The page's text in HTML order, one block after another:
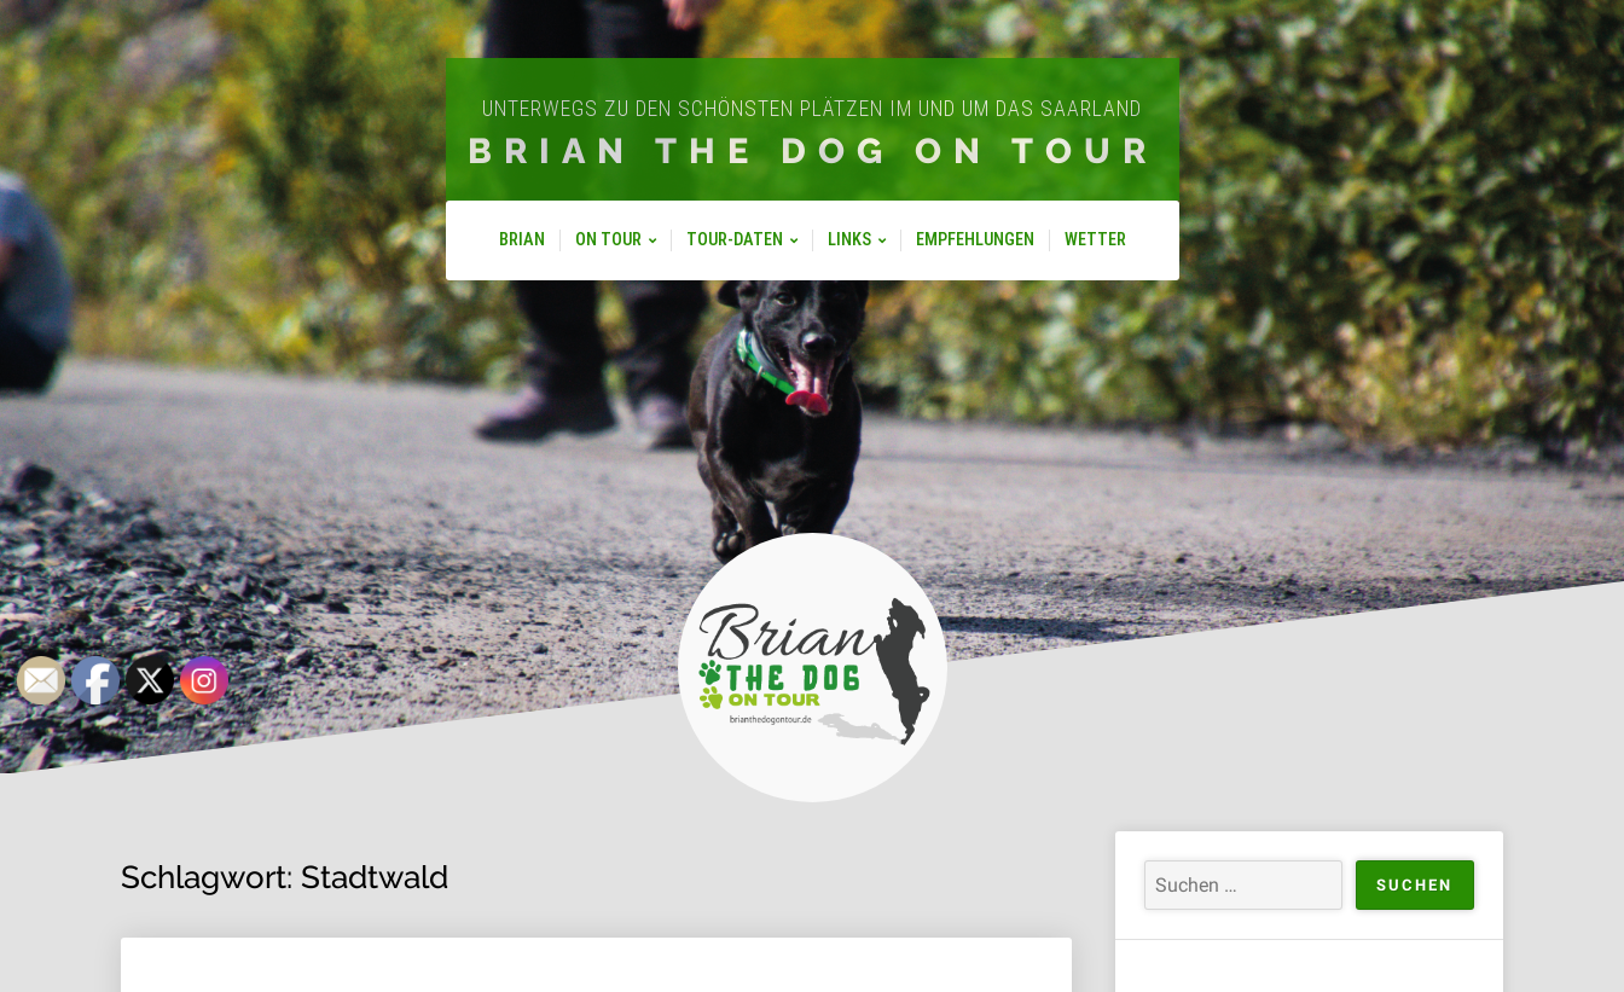
UNTERWEGS ZU DEN SCHÖNSTEN PLÄTZEN IM UND UM DAS SAARLAND
BRIAN THE DOG ON TOUR
BRIAN ON TOUR TOUR-DATEN LINKS EMPFEHLUNGEN WETTER
Schlagwort: Stadtwald